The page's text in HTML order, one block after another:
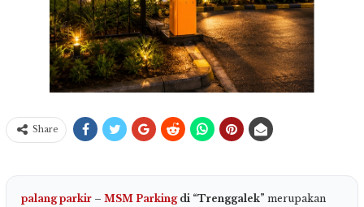
Share
palang parkir – MSM Parkingdi “Trenggalek” merupakan